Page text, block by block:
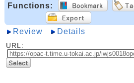
Functions:
Review Details
URL: